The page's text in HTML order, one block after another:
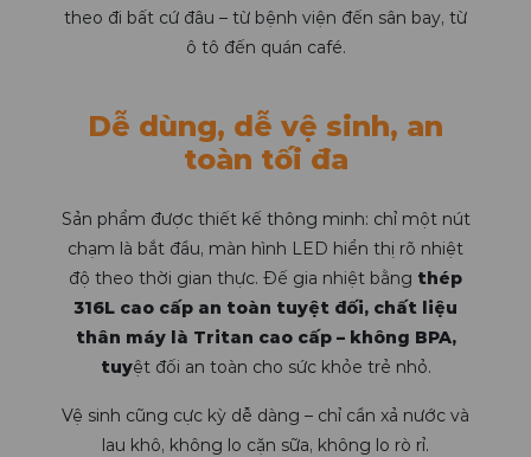
theo đi bất cứ đâu – từ bệnh viện đến sân bay, từ
ô tô đến quán café.
Dễ dùng, dễ vệ sinh, an
toàn tối đa
Sản phẩm được thiết kế thông minh: chỉ một nút
chạm là bắt đầu, màn hình LED hiển thị rõ nhiệt
độ theo thời gian thực. Đế gia nhiệt bằng thép
316L cao cấp an toàn tuyệt đối, chất liệu
thân máy là Tritan cao cấp – không BPA,
tuyệt đối an toàn cho sức khỏe trẻ nhỏ.
Vệ sinh cũng cực kỳ dễ dàng – chỉ cần xả nước và
lau khô, không lo cặn sữa, không lo rò rỉ.